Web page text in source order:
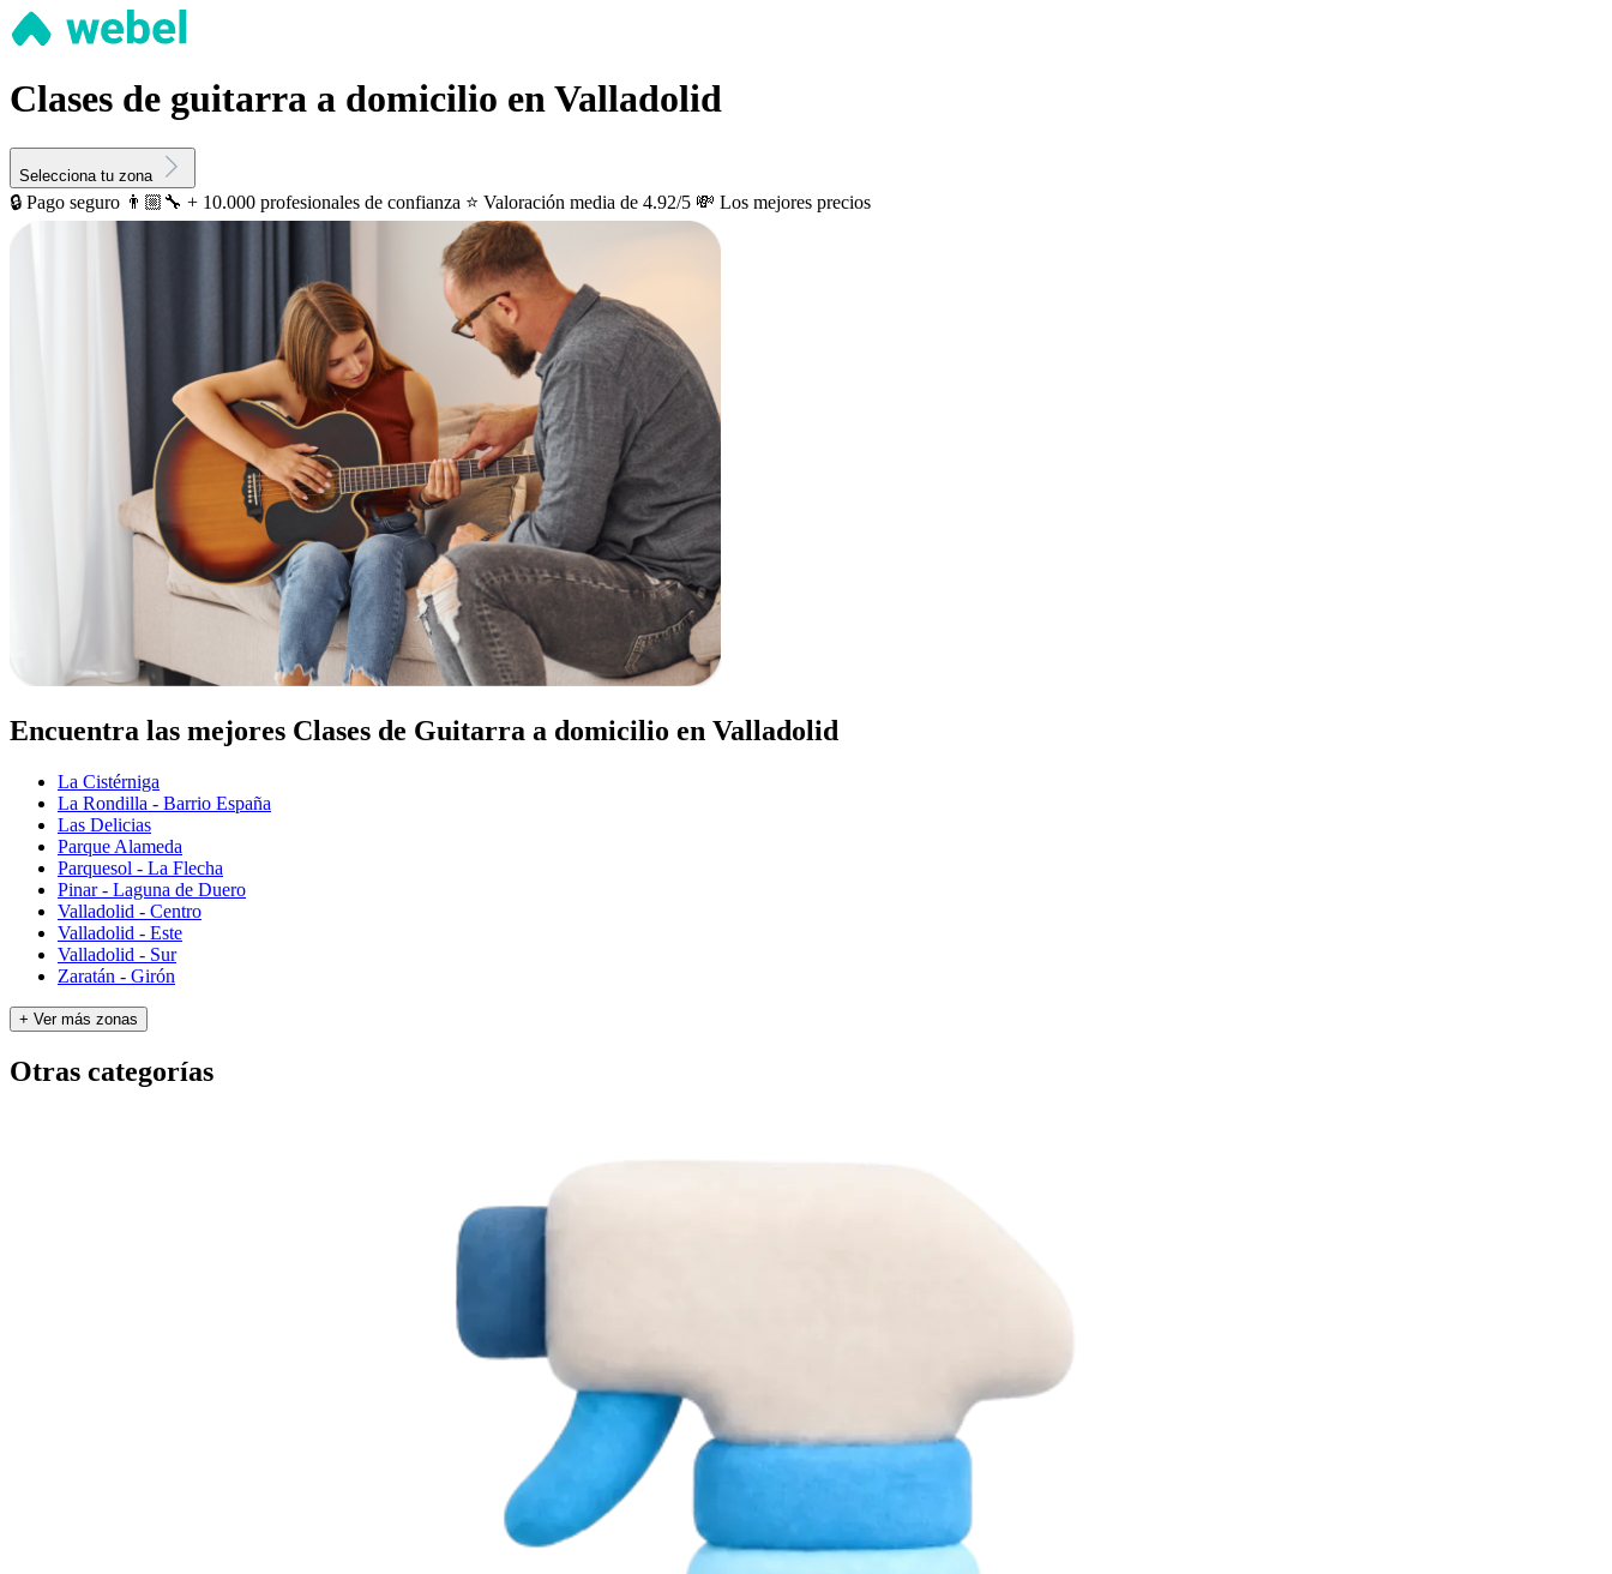
Clases de guitarra a domicilio en Valladolid
Selecciona tu zona
🔒 Pago seguro 👨🏼‍🔧 + 10.000 profesionales de confianza ⭐️ Valoración media de 4.92/5 💸 Los mejores precios
Encuentra las mejores Clases de Guitarra a domicilio en Valladolid
La Cistérniga
La Rondilla - Barrio España
Las Delicias
Parque Alameda
Parquesol - La Flecha
Pinar - Laguna de Duero
Valladolid - Centro
Valladolid - Este
Valladolid - Sur
Zaratán - Girón
+ Ver más zonas
Otras categorías